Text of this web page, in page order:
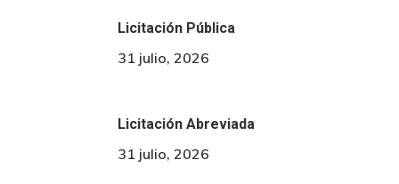
Licitación Pública
31 julio, 2026
Licitación Abreviada
31 julio, 2026